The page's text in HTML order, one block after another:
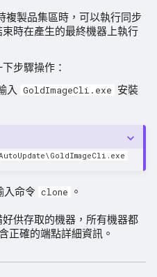
製品集區時，可以執行同步
時在產生的最終機器上執行
步驟操作：
入 GoldImageCli.exe
安裝
入命令 clone 。
供存取的機器，所有機器都
正確的端點詳細資訊。